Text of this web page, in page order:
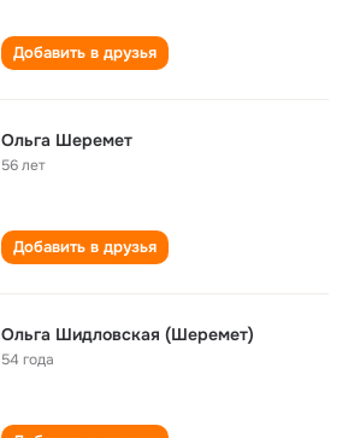
Добавить в друзья
Ольга Шеремет
56 лет
Добавить в друзья
Ольга Шидловская (Шеремет)
54 года